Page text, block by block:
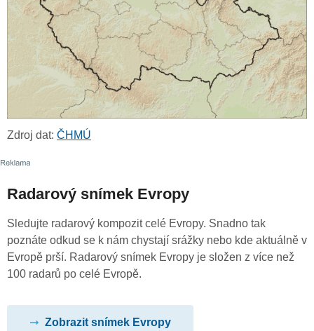
Zdroj dat: ČHMÚ
Radarový snímek Evropy
Sledujte radarový kompozit celé Evropy. Snadno tak
poznáte odkud se k nám chystají srážky nebo kde aktuálně v
Evropě prší. Radarový snímek Evropy je složen z více než
100 radarů po celé Evropě.
Zobrazit snímek Evropy